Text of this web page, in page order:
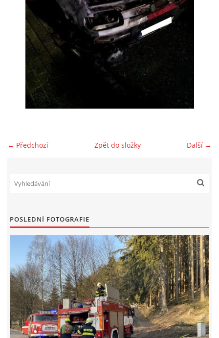
NAŠE VIDEA
KONTAKTY
NÁVŠTĚVNÍ KNIHA
← Předchozí Další →
Zpět do složky
POSLEDNÍ FOTOGRAFIE